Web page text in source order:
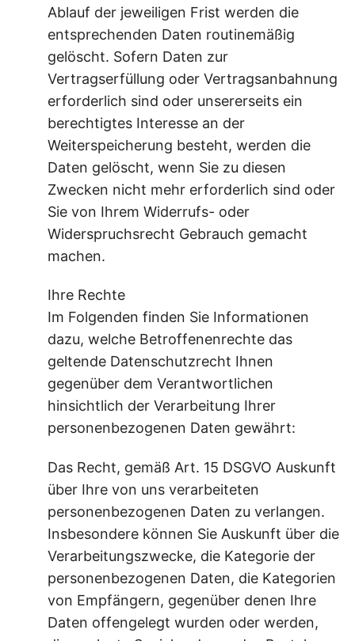
Ablauf der jeweiligen Frist werden die
entsprechenden Daten routinemäßig
gelöscht. Sofern Daten zur
Vertragserfüllung oder Vertragsanbahnung
erforderlich sind oder unsererseits ein
berechtigtes Interesse an der
Weiterspeicherung besteht, werden die
Daten gelöscht, wenn Sie zu diesen
Zwecken nicht mehr erforderlich sind oder
Sie von Ihrem Widerrufs- oder
Widerspruchsrecht Gebrauch gemacht
machen.
Ihre Rechte
Im Folgenden finden Sie Informationen
dazu, welche Betroffenenrechte das
geltende Datenschutzrecht Ihnen
gegenüber dem Verantwortlichen
hinsichtlich der Verarbeitung Ihrer
personenbezogenen Daten gewährt:
Das Recht, gemäß Art. 15 DSGVO Auskunft
über Ihre von uns verarbeiteten
personenbezogenen Daten zu verlangen.
Insbesondere können Sie Auskunft über die
Verarbeitungszwecke, die Kategorie der
personenbezogenen Daten, die Kategorien
von Empfängern, gegenüber denen Ihre
Daten offengelegt wurden oder werden,